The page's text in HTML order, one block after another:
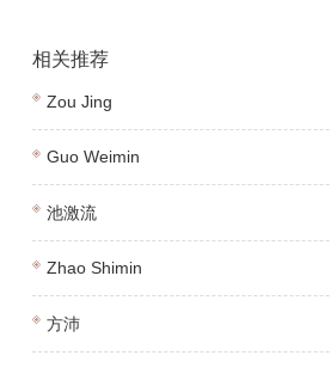
相关推荐
Zou Jing
Guo Weimin
池激流
Zhao Shimin
方沛